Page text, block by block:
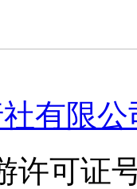
有限
许可证